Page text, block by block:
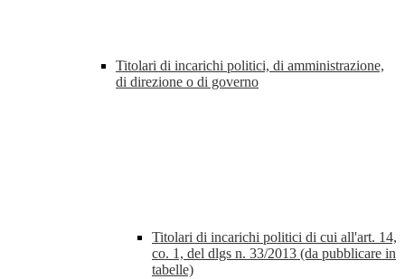
Titolari di incarichi politici, di amministrazione,
di direzione o di governo
Titolari di incarichi politici di cui all'art. 14,
co. 1, del dlgs n. 33/2013 (da pubblicare in
tabelle)